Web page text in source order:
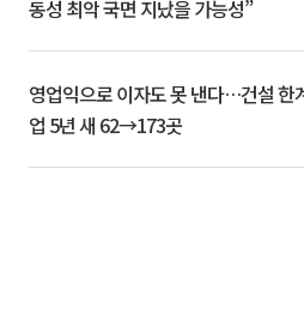
동성 최악 국면 지났을 가능성”
영업익으로 이자도 못 낸다…건설 한
업 5년 새 62→173곳